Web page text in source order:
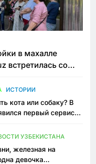
в махалле
встретилась со
ИСТОРИИ
кота или собаку? В
первый сервис
УЗБЕКИСТАНА
железная на
девочка